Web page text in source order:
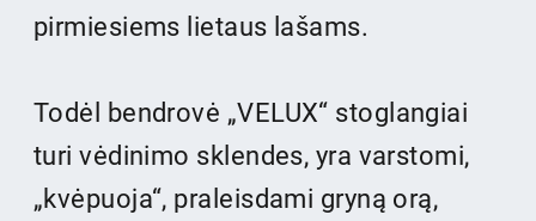
pirmiesiems lietaus lašams.
Todėl bendrovė „VELUX“ stoglangiai
turi vėdinimo sklendes, yra varstomi,
„kvėpuoja“, praleisdami gryną orą,